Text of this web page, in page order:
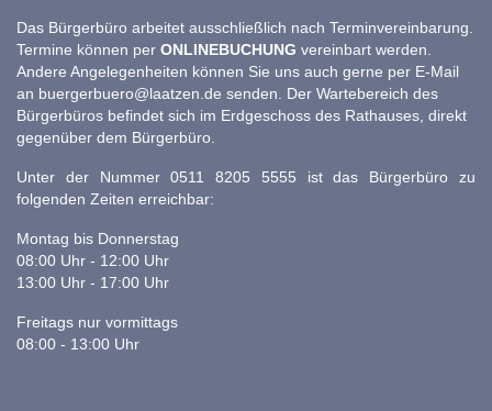
Das Bürgerbüro arbeitet ausschließlich nach Terminvereinbarung.
Termine können per ONLINEBUCHUNG vereinbart werden.
Andere Angelegenheiten können Sie uns auch gerne per E-Mail
an buergerbuero@laatzen.de senden. Der Wartebereich des
Bürgerbüros befindet sich im Erdgeschoss des Rathauses, direkt
gegenüber dem Bürgerbüro.
Unter der Nummer 0511 8205 5555 ist das Bürgerbüro zu
folgenden Zeiten erreichbar:
Montag bis Donnerstag
08:00 Uhr - 12:00 Uhr
13:00 Uhr - 17:00 Uhr
Freitags nur vormittags
08:00 - 13:00 Uhr